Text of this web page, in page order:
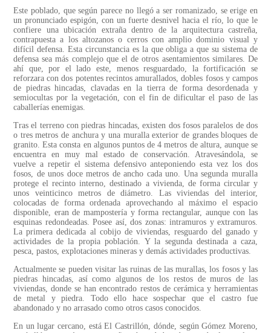
Este poblado, que según parece no llegó a ser romanizado, se erige en
un pronunciado espigón, con un fuerte desnivel hacia el río, lo que le
confiere una ubicación extraña dentro de la arquitectura castreña,
contrapuesta a los altozanos o cerros con amplio dominio visual y
difícil defensa. Esta circunstancia es la que obliga a que su sistema de
defensa sea más complejo que el de otros asentamientos similares. De
ahí que, por el lado este, menos resguardado, la fortificación se
reforzara con dos potentes recintos amurallados, dobles fosos y campos
de piedras hincadas, clavadas en la tierra de forma desordenada y
semiocultas por la vegetación, con el fin de dificultar el paso de las
caballerías enemigas.
Tras el terreno con piedras hincadas, existen dos fosos paralelos de dos
o tres metros de anchura y una muralla exterior de grandes bloques de
granito. Esta consta en algunos puntos de 4 metros de altura, aunque se
encuentra en muy mal estado de conservación. Atravesándola, se
vuelve a repetir el sistema defensivo anteponiendo esta vez los dos
fosos, de unos doce metros de ancho cada uno. Una segunda muralla
protege el recinto interno, destinado a vivienda, de forma circular y
unos veinticinco metros de diámetro. Las viviendas del interior,
colocadas de forma ordenada aprovechando al máximo el espacio
disponible, eran de mampostería y forma rectangular, aunque con las
esquinas redondeadas. Posee así, dos zonas: intramuros y extramuros.
La primera dedicada al cobijo de viviendas, resguardo del ganado y
actividades de la propia población. Y la segunda destinada a caza,
pesca, pastos, explotaciones mineras y demás actividades productivas.
Actualmente se pueden visitar las ruinas de las murallas, los fosos y las
piedras hincadas, así como algunos de los restos de muros de las
viviendas, donde se han encontrado restos de cerámica y herramientas
de metal y piedra. Todo ello hace sospechar que el castro fue
abandonado y no arrasado como otros casos conocidos.
En un lugar cercano, está El Castrillón, dónde, según Gómez Moreno,